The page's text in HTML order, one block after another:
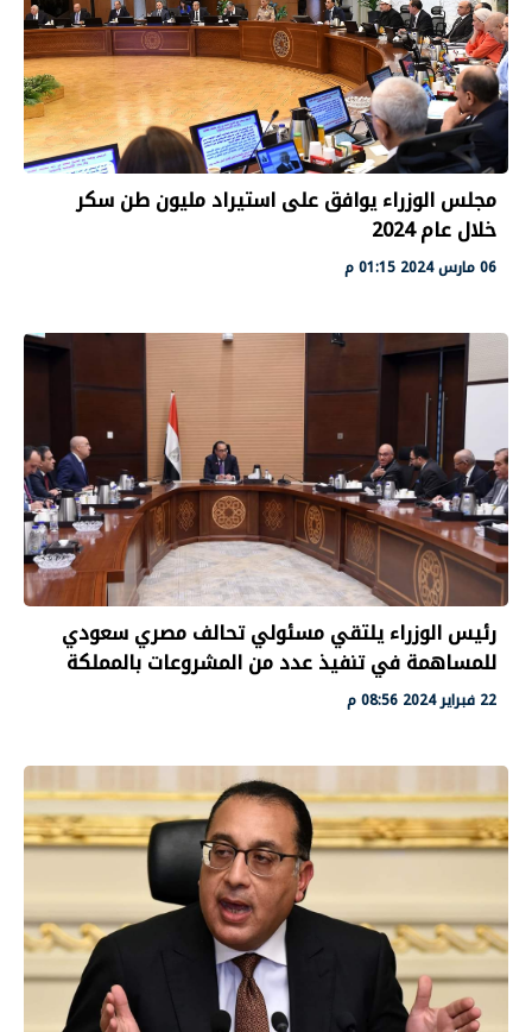
مجلس الوزراء يوافق على استيراد مليون طن سكر
خلال عام 2024
06 مارس 2024 01:15 م
رئيس الوزراء يلتقي مسئولي تحالف مصري سعودي
للمساهمة في تنفيذ عدد من المشروعات بالمملكة
22 فبراير 2024 08:56 م